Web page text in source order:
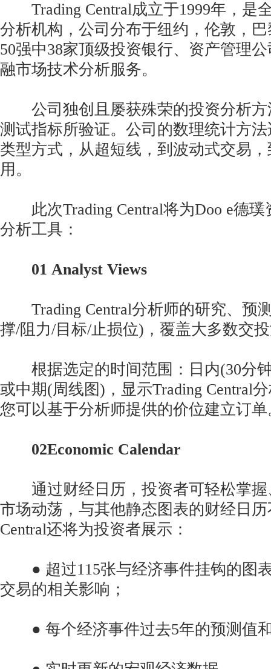
Trading Central成立于1999年，是
分析机构，公司分布于纽约，伦敦，
50强中38家顶级投资银行、资产管理
融市场技术分析服务。
公司独创且屡获殊荣的投资分析方
测试指标所验证。公司的数理统计方
类型方式，从超短线，到波动式交易
用。
此次Trading Central将为Doo e德璞
分析工具：
01 Analyst Views
Trading Central分析师的研究、预
撑/阻力/目标/止损位)，覆盖大多数交
根据选定的时间范围：日内(30分
或中期(周线图)，显示Trading Central
您可以基于分析师提供的价位建立订单
02Economic Calendar
通过财经日历，投资者可轻松掌握
市场动荡，与其他静态图表的财经日历
Central还将为投资者展示：
● 超过115张与经济事件挂钩的图
交易的相关影响；
● 每个经济事件过去5年的预测值